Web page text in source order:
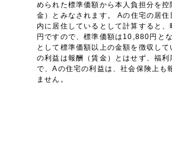
められた標準価額から本人負担分を
金）とみなされます。 Aの住宅の居
内に居住しているとして計算すると
円ですので、標準価額は10,880円と
として標準価額以上の金額を徴収し
の利益は報酬（賃金）とはせず、福
で、Aの住宅の利益は、社会保険上も
ません。